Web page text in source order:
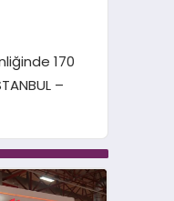
170
–